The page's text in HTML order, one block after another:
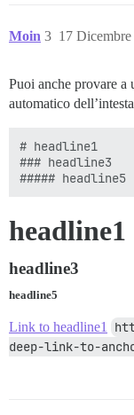
Moin 17
3
Puoi anche provare
automatico
# headline1
### headline3
headline1
headline3
headline5
Link to headline1
deep-link-to-